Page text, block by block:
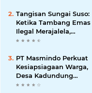
Tangisan Sungai Suso:
Ketika Tambang Emas
Ilegal Merajalela,
Negara Seolah
PT Masmindo Perkuat
Kesiapsiagaan Warga,
Desa Kadundung
Resmi Menjadi Desa